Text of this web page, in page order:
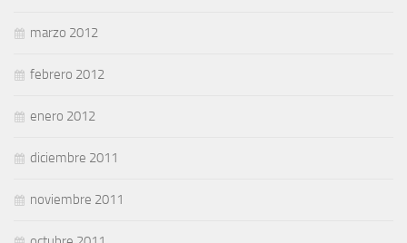
marzo 2012
febrero 2012
enero 2012
diciembre 2011
noviembre 2011